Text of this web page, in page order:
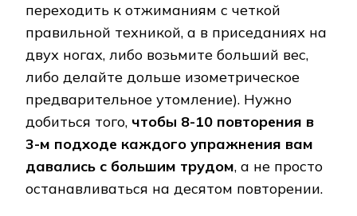
переходить к отжиманиям с четкой
правильной техникой, а в приседаниях на
двух ногах, либо возьмите больший вес,
либо делайте дольше изометрическое
предварительное утомление). Нужно
добиться того, чтобы 8-10 повторения в
3-м подходе каждого упражнения вам
давались с большим трудом, а не просто
останавливаться на десятом повторении.